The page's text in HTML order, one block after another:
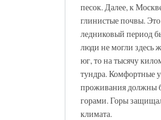
песок. Далее, к
глинистые почвы.
ледниковый период
люди не могли здесь
юг, то на тысячу
тундра. Комфортные
проживания должны
горами. Горы
климата.